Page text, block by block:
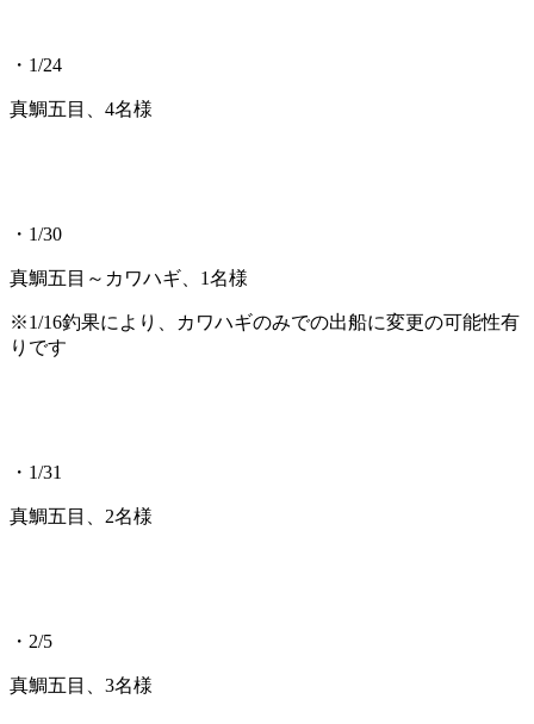
・1/24
真鯛五目、4名様
・1/30
真鯛五目～カワハギ、1名様
※1/16釣果により、カワハギのみでの出船に変更の可能性有
りです
・1/31
真鯛五目、2名様
・2/5
真鯛五目、3名様